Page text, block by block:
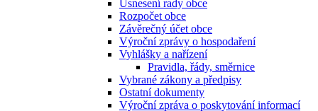
Usnesení rady obce
Rozpočet obce
Závěrečný účet obce
Výroční zprávy o hospodaření
Vyhlášky a nařízení
Pravidla, řády, směrnice
Vybrané zákony a předpisy
Ostatní dokumenty
Výroční zpráva o poskytování informací